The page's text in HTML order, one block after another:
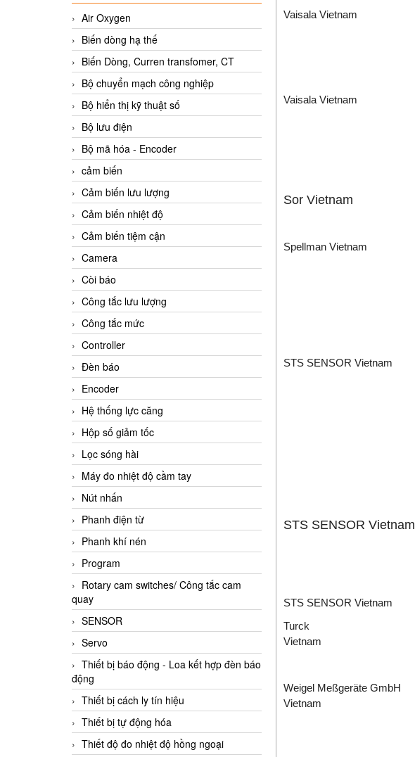
Air Oxygen
Biến dòng hạ thế
Biến Dòng, Curren transfomer, CT
Bộ chuyển mạch công nghiệp
Bộ hiển thị kỹ thuật số
Bộ lưu điện
Bộ mã hóa - Encoder
cảm biến
Cảm biến lưu lượng
Cảm biến nhiệt độ
Cảm biến tiệm cận
Camera
Còi báo
Công tắc lưu lượng
Công tắc mức
Controller
Đèn báo
Encoder
Hệ thống lực căng
Hộp số giảm tốc
Lọc sóng hài
Máy đo nhiệt độ cầm tay
Nút nhấn
Phanh điện từ
Phanh khí nén
Program
Rotary cam switches/ Công tắc cam
quay
SENSOR
Servo
Thiết bị báo động - Loa kết hợp đèn báo
động
Thiết bị cách ly tín hiệu
Thiết bị tự động hóa
Thiết độ đo nhiệt độ hồng ngoại
Vaisala Vietnam
Vaisala Vietnam
Sor Vietnam
Spellman Vietnam
STS SENSOR Vietnam
STS SENSOR Vietnam
STS SENSOR Vietnam
Turck
Vietnam
Weigel Meßgeräte GmbH
Vietnam